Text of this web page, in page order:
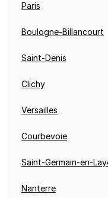
Paris
Boulogne-Billancourt
Saint-Denis
Clichy
Versailles
Courbevoie
Saint-Germain-en-
Nanterre